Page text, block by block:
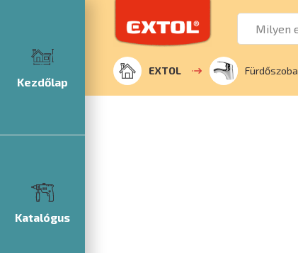
Kezdőlap
Katalógus
EXTOL Fürdőszoba